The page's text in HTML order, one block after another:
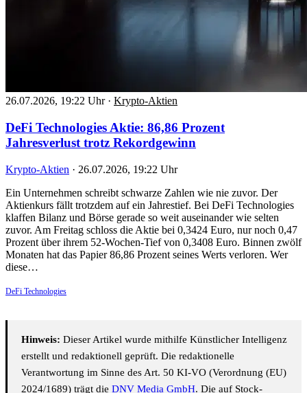
26.07.2026, 19:22 Uhr · Krypto-Aktien
DeFi Technologies Aktie: 86,86 Prozent
Jahresverlust trotz Rekordgewinn
Krypto-Aktien · 26.07.2026, 19:22 Uhr
Ein Unternehmen schreibt schwarze Zahlen wie nie zuvor. Der
Aktienkurs fällt trotzdem auf ein Jahrestief. Bei DeFi Technologies
klaffen Bilanz und Börse gerade so weit auseinander wie selten
zuvor. Am Freitag schloss die Aktie bei 0,3424 Euro, nur noch 0,47
Prozent über ihrem 52-Wochen-Tief von 0,3408 Euro. Binnen zwölf
Monaten hat das Papier 86,86 Prozent seines Werts verloren. Wer
diese…
DeFi Technologies
Hinweis: Dieser Artikel wurde mithilfe Künstlicher Intelligenz
erstellt und redaktionell geprüft. Die redaktionelle
Verantwortung im Sinne des Art. 50 KI-VO (Verordnung (EU)
2024/1689) trägt die DNV Media GmbH. Die auf Stock-